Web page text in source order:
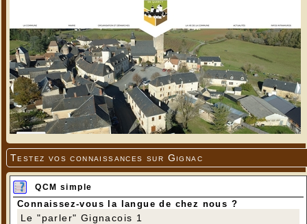
Testez vos connaissances sur Gignac
QCM simple
Connaissez-vous la langue de chez nous ?
Le "parler" Gignacois 1